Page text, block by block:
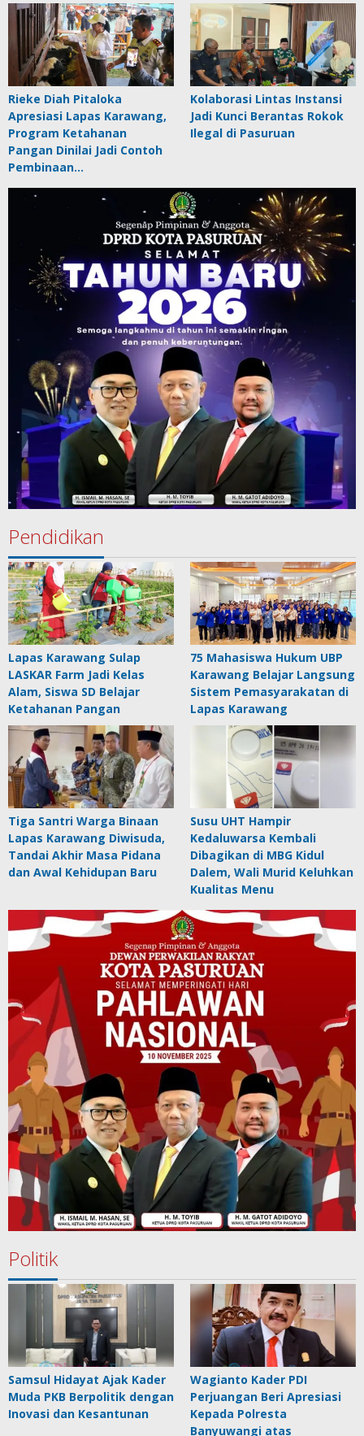
Rieke Diah Pitaloka
Apresiasi Lapas Karawang,
Program Ketahanan
Pangan Dinilai Jadi Contoh
Pembinaan…
Kolaborasi Lintas Instansi
Jadi Kunci Berantas Rokok
Ilegal di Pasuruan
Pendidikan
Lapas Karawang Sulap
LASKAR Farm Jadi Kelas
Alam, Siswa SD Belajar
Ketahanan Pangan
75 Mahasiswa Hukum UBP
Karawang Belajar Langsung
Sistem Pemasyarakatan di
Lapas Karawang
Tiga Santri Warga Binaan
Lapas Karawang Diwisuda,
Tandai Akhir Masa Pidana
dan Awal Kehidupan Baru
Susu UHT Hampir
Kedaluwarsa Kembali
Dibagikan di MBG Kidul
Dalem, Wali Murid Keluhkan
Kualitas Menu
Politik
Samsul Hidayat Ajak Kader
Muda PKB Berpolitik dengan
Inovasi dan Kesantunan
Wagianto Kader PDI
Perjuangan Beri Apresiasi
Kepada Polresta
Banyuwangi atas